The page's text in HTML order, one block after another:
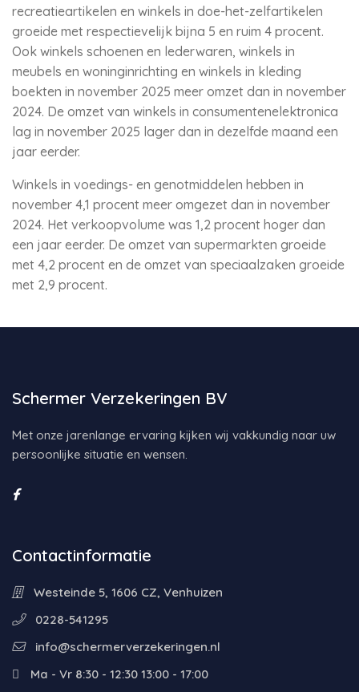
recreatieartikelen en winkels in doe-het-zelfartikelen
groeide met respectievelijk bijna 5 en ruim 4 procent.
Ook winkels schoenen en lederwaren, winkels in
meubels en woninginrichting en winkels in kleding
boekten in november 2025 meer omzet dan in november
2024. De omzet van winkels in consumentenelektronica
lag in november 2025 lager dan in dezelfde maand een
jaar eerder.
Winkels in voedings- en genotmiddelen hebben in
november 4,1 procent meer omgezet dan in november
2024. Het verkoopvolume was 1,2 procent hoger dan
een jaar eerder. De omzet van supermarkten groeide
met 4,2 procent en de omzet van speciaalzaken groeide
met 2,9 procent.
Schermer Verzekeringen BV
Met onze jarenlange ervaring kijken wij vakkundig naar uw
persoonlijke situatie en wensen.
Contactinformatie
Westeinde 5, 1606 CZ, Venhuizen
0228-541295
info@schermerverzekeringen.nl
Ma - Vr 8:30 - 12:30 13:00 - 17:00